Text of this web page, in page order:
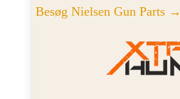
Besøg Nielsen Gun Parts →